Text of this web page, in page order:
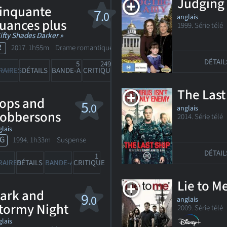
7.0
plus
Shades Darker »
2017. 1h55m Drame romantique
DÉTAILS BANDE-ANN
5
CRITIQUES
249
5.0
and
1994. 1h33m Suspense
DÉTAILS BANDE-ANNCRITIQUE
1
9.0
and
Night
anglais
1999. Série
The
anglais
2014. Série télé
Lie to
anglais
2009. Série télé